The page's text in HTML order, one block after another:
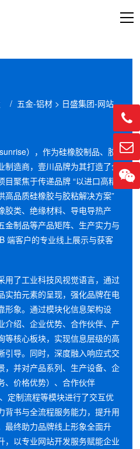
/ 五金-铝材> 日盛集团-网站
），作为硅橡胶制品、胶
造商，壹川品牌为其打造了企
聚焦于传递品牌 “以进口高精
高品质硅橡胶与胶粘解决方案”
胶类、绝缘材料、导电导热产
金制品等产品矩阵、生产实力与
端客户的专业线上展示与获客
用了工业科技风视觉语言，通过
实拍元素的呈现，强化品牌在电
形象。通过模块化信息架构设
介绍、企业优势、合作伙伴、产
等核心板块，实现信息层级的高
引导。同时，深度融入响应式交
，并对产品系列、生产设备、企
、价格优势）、合作伙伴
定制流程等模块进行了交互优
背书与全流程服务能力，提升用
最终助力品牌线上形象全面升
，以专业网站开发服务赋能企业


